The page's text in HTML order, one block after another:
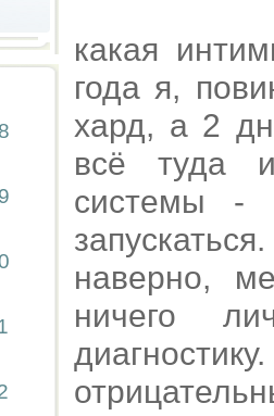
какая
года я,
хард, а 2
всё туда
системы -
наверно,
ничего